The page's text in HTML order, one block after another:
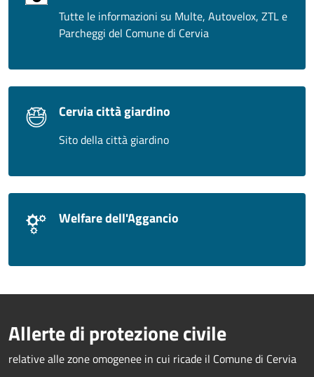
Tutte le informazioni su Multe, Autovelox, ZTL e
Parcheggi del Comune di Cervia
Cervia città giardino
Sito della città giardino
Welfare dell'Aggancio
Allerte di protezione civile
relative alle zone omogenee in cui ricade il Comune di Cervia